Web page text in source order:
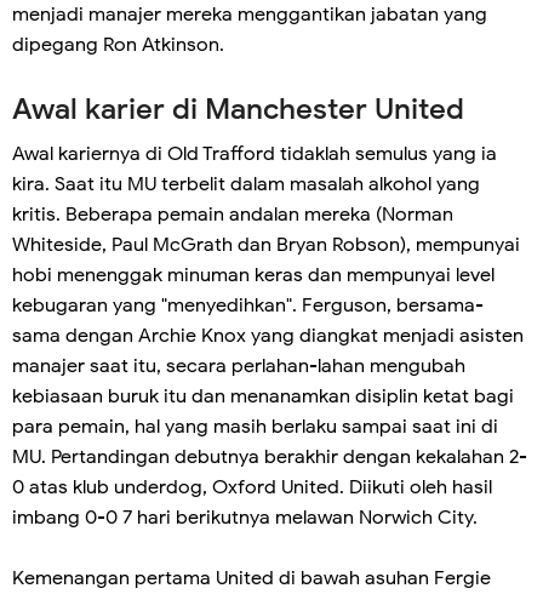
menjadi manajer mereka menggantikan jabatan yang
dipegang Ron Atkinson.
Awal karier di Manchester United
Awal kariernya di Old Trafford tidaklah semulus yang ia
kira. Saat itu MU terbelit dalam masalah alkohol yang
kritis. Beberapa pemain andalan mereka (Norman
Whiteside, Paul McGrath dan Bryan Robson), mempunyai
hobi menenggak minuman keras dan mempunyai level
kebugaran yang "menyedihkan". Ferguson, bersama-
sama dengan Archie Knox yang diangkat menjadi asisten
manajer saat itu, secara perlahan-lahan mengubah
kebiasaan buruk itu dan menanamkan disiplin ketat bagi
para pemain, hal yang masih berlaku sampai saat ini di
MU. Pertandingan debutnya berakhir dengan kekalahan 2-
0 atas klub underdog, Oxford United. Diikuti oleh hasil
imbang 0-0 7 hari berikutnya melawan Norwich City.
Kemenangan pertama United di bawah asuhan Fergie